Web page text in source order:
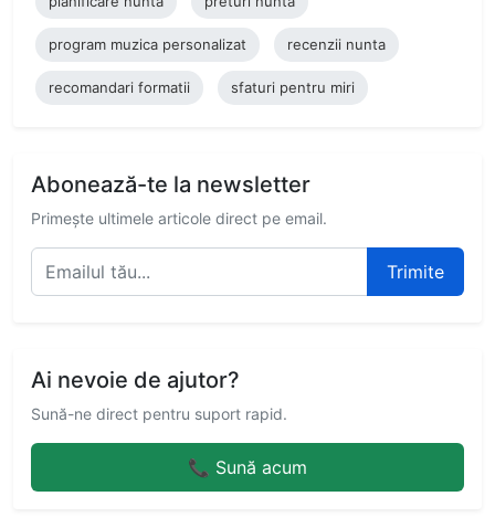
program muzica personalizat recenzii nunta
recomandari formatii sfaturi pentru miri
Abonează-te la newsletter
Primește ultimele articole direct pe email.
Trimite
Ai nevoie de ajutor?
Sună-ne direct pentru suport rapid.
📞 Sună acum